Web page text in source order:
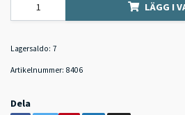
LÄGG I
Lagersaldo: 7
Artikelnummer: 8406
Dela